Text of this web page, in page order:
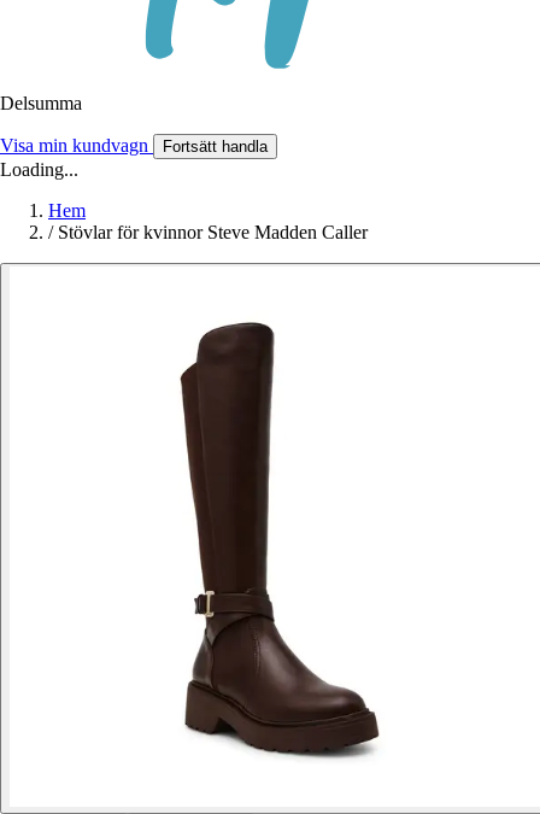
Delsumma
Visa min kundvagn Fortsätt handla
Loading...
Hem
/ Stövlar för kvinnor Steve Madden Caller